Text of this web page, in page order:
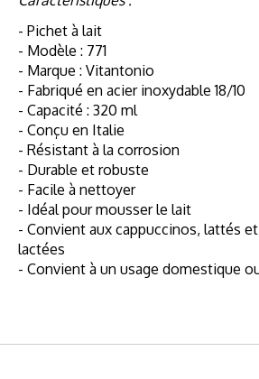
- Pichet à lait
- Modèle : 771
- Marque : Vitantonio
- Fabriqué en acier inoxydable 18/10
- Capacité : 320 ml
- Conçu en Italie
- Résistant à la corrosion
- Durable et robuste
- Facile à nettoyer
- Idéal pour mousser le lait
- Convient aux cappuccinos, lattés
lactées
- Convient à un usage domestique